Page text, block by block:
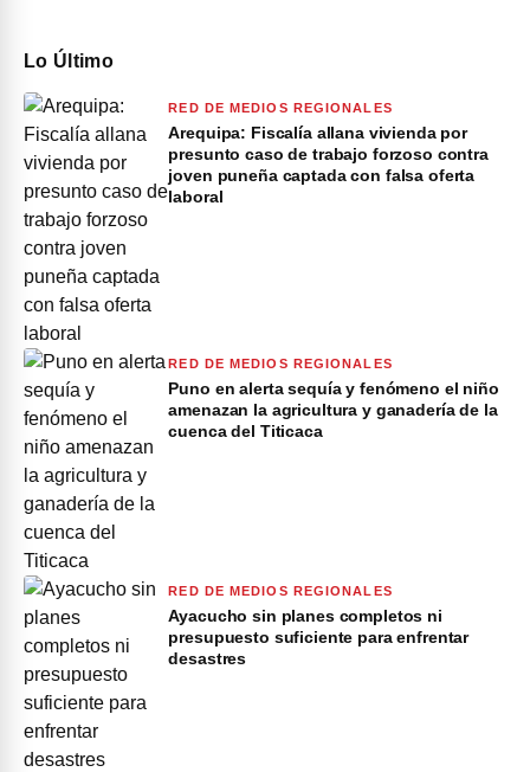
Lo Último
RED DE MEDIOS REGIONALES
Arequipa: Fiscalía allana vivienda por
presunto caso de trabajo forzoso contra
joven puneña captada con falsa oferta
laboral
RED DE MEDIOS REGIONALES
Puno en alerta sequía y fenómeno el niño
amenazan la agricultura y ganadería de la
cuenca del Titicaca
RED DE MEDIOS REGIONALES
Ayacucho sin planes completos ni
presupuesto suficiente para enfrentar
desastres